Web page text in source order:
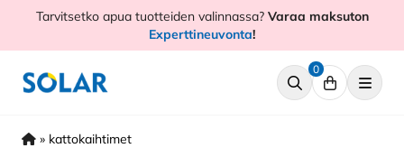
HyppääTarvitsetko apua tuotteiden valinnassa?Varaa maksuton
Experttineuvonta!
0
» kattokaihtimet